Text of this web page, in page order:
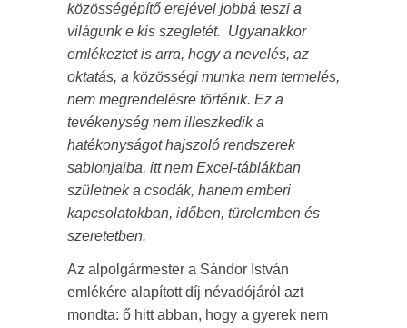
közösségépítő erejével jobbá teszi a
világunk e kis szegletét. Ugyanakkor
emlékeztet is arra, hogy a nevelés, az
oktatás, a közösségi munka nem termelés,
nem megrendelésre történik. Ez a
tevékenység nem illeszkedik a
hatékonyságot hajszoló rendszerek
sablonjaiba, itt nem Excel-táblákban
születnek a csodák, hanem emberi
kapcsolatokban, időben, türelemben és
szeretetben.
Az alpolgármester a Sándor István
emlékére alapított díj névadójáról azt
mondta: ő hitt abban, hogy a gyerek nem